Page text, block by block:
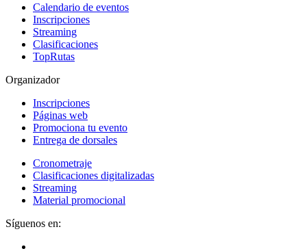
Calendario de eventos
Inscripciones
Streaming
Clasificaciones
TopRutas
Organizador
Inscripciones
Páginas web
Promociona tu evento
Entrega de dorsales
Cronometraje
Clasificaciones digitalizadas
Streaming
Material promocional
Síguenos en: